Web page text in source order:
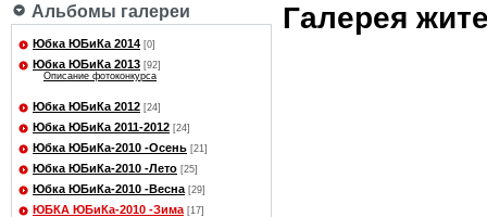
Альбомы галереи
Юбка ЮБиКа 2014 [0]
Юбка ЮБиКа 2013 [92]
Описание фотоконкурса
Юбка ЮБиКа 2012 [24]
Юбка ЮБиКа 2011-2012 [24]
Юбка ЮБиКа-2010 -Осень [21]
Юбка ЮБиКа-2010 -Лето [25]
Юбка ЮБиКа-2010 -Весна [29]
ЮБКА ЮБиКа-2010 -Зима [17]
Галерея